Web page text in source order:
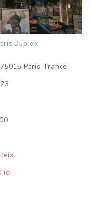
Dupleix
Paris, France
ici